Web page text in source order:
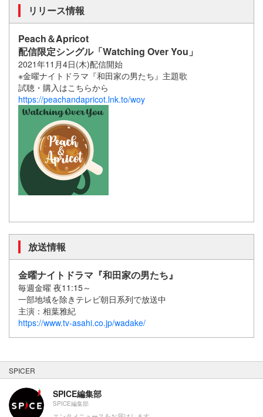
リリース情報
Peach＆Apricot
配信限定シングル「Watching Over You」
2021年11月4日(木)配信開始
※金曜ナイトドラマ『和田家の男たち』主題歌
試聴・購入はこちらから
https://peachandapricot.lnk.to/woy
放送情報
金曜ナイトドラマ『和田家の男たち』
毎週金曜 夜11:15～
一部地域を除きテレビ朝日系列で放送中
主演：相葉雅紀
https://www.tv-asahi.co.jp/wadake/
SPICER
SPICE編集部
SPICE編集部